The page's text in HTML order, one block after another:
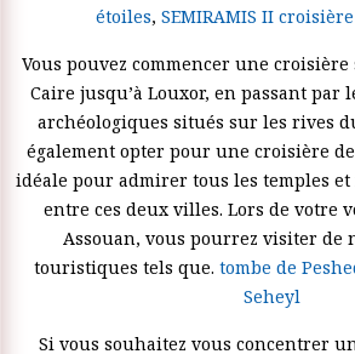
étoiles, SEMIRAMIS II
Vous pouvez commencer une
Caire jusqu’à Louxor, en passant par
archéologiques situés sur les rives
également opter pour une croisière
idéale pour admirer tous les temples
entre ces deux villes. Lors de votre
Assouan, vous pourrez visiter de
touristiques tels que. tombe de
Seheyl
Si vous souhaitez vous concentrer